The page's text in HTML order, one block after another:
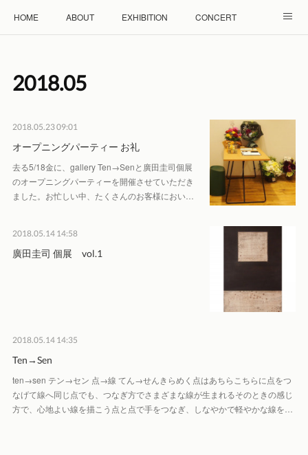
HOME ABOUT EXHIBITION CONCERT
RENTAL ACCESS
2018.05
2018.05.23 09:01
オープニングパーティー お礼
去る5/18金に、gallery Ten→Senと廣田圭司個展
のオープニングパーティーを開催させていただき
ました。お忙しい中、たくさんのお客様におい…
2018.05.14 14:58
廣田圭司 個展 vol.1
2018.05.14 14:35
Ten→Sen
ten→sen テン→セン 点→線 てん→せんきらめく点はあちらこちらに点をつ
なげて線へ同じ点でも、つなぎ方でさまざまな線が生まれるそのときの感じ
方で、心地よい線を描こう点と点で手をつなぎ、しなやかで軽やかな線を…